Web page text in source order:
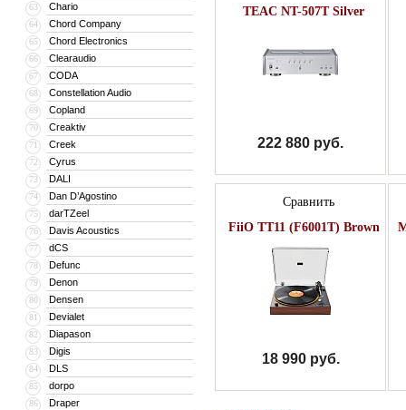
63 Chario
64 Chord Company
65 Chord Electronics
66 Clearaudio
67 CODA
68 Constellation Audio
69 Copland
70 Creaktiv
71 Creek
72 Cyrus
73 DALI
74 Dan D’Agostino
75 darTZeel
76 Davis Acoustics
77 dCS
78 Defunc
79 Denon
80 Densen
81 Devialet
82 Diapason
83 Digis
84 DLS
85 dorpo
86 Draper
TEAC NT-507T Silver
222 880 руб.
Сравнить
FiiO TT11 (F6001T) Brown
18 990 руб.